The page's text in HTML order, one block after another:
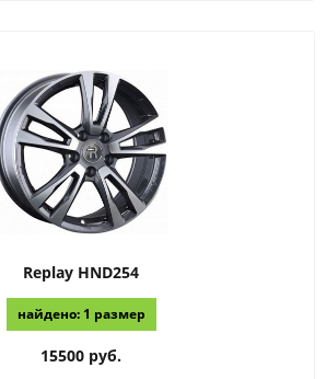
Replay HND254
найдено: 1 размер
15500 руб.